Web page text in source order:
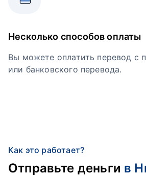
Несколько способов оплаты
Вы можете оплатить перевод с
или банковского перевода.
Как это работает?
Отправьте деньги в